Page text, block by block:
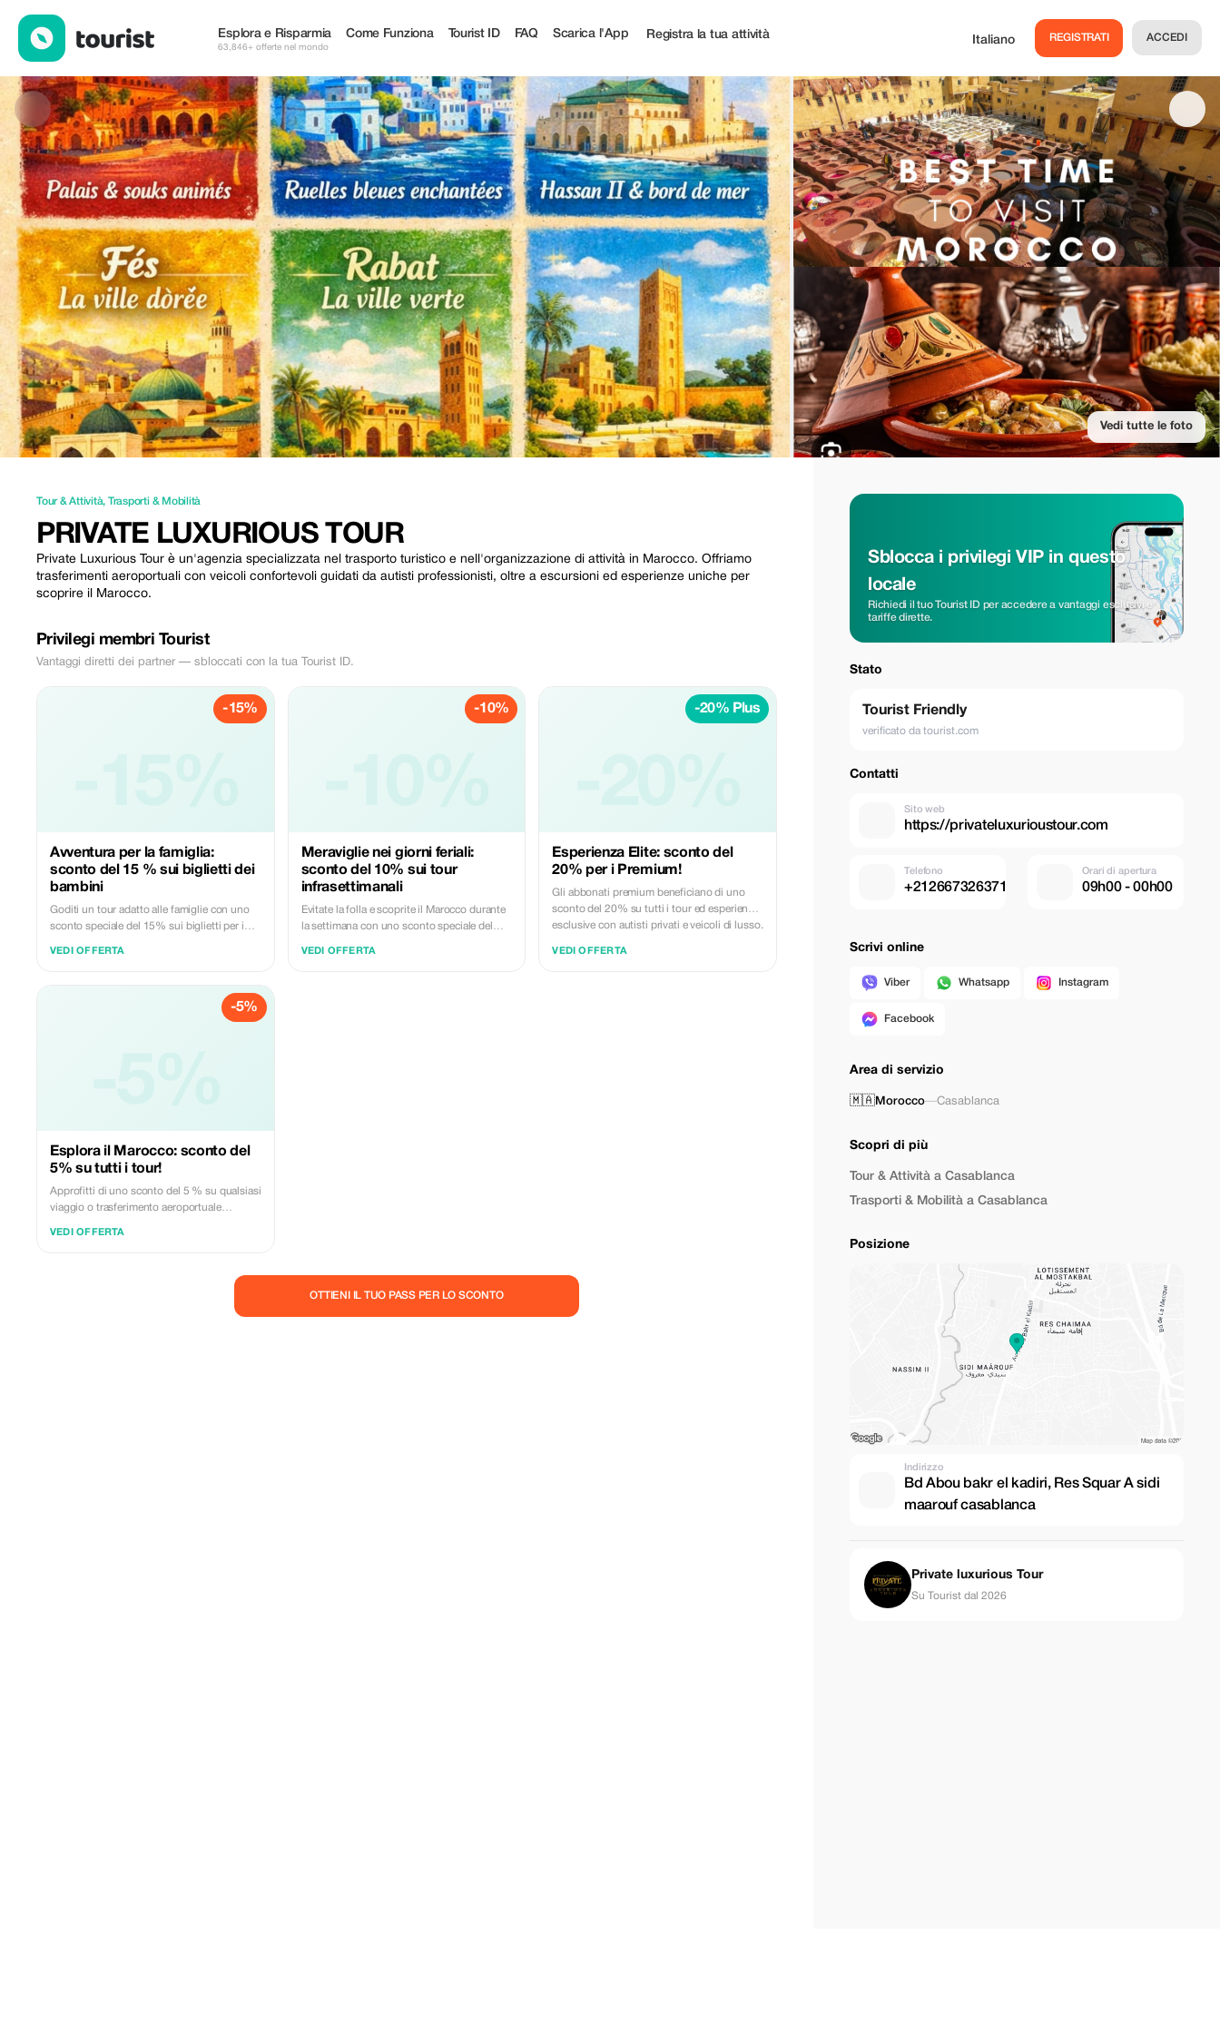
Esplora e Risparmia
63,846+ offerte nel mondo
Come Funziona Tourist ID FAQ Scarica l'App Registra la tua attività Italiano REGISTRATI ACCEDI
Vedi tutte le foto
Tour & Attività, Trasporti & Mobilità
PRIVATE LUXURIOUS TOUR
Private Luxurious Tour è un'agenzia specializzata nel trasporto turistico e nell'organizzazione di attività in Marocco. Offriamo
trasferimenti aeroportuali con veicoli confortevoli guidati da autisti professionisti, oltre a escursioni ed esperienze uniche per
scoprire il Marocco.
Privilegi membri Tourist
Vantaggi diretti dei partner — sbloccati con la tua Tourist ID.
-15%
Avventura per la famiglia:
sconto del 15 % sui biglietti dei
bambini
Goditi un tour adatto alle famiglie con uno
sconto speciale del 15% sui biglietti per i
VEDI OFFERTA
-10%
Meraviglie nei giorni feriali:
sconto del 10% sui tour
infrasettimanali
Evitate la folla e scoprite il Marocco durante
la settimana con uno sconto speciale del
VEDI OFFERTA
-20% Plus
Esperienza Elite: sconto del
20% per i Premium!
Gli abbonati premium beneficiano di uno
sconto del 20% su tutti i tour ed esperienze
esclusive con autisti privati e veicoli di lusso.
VEDI OFFERTA
-5%
Esplora il Marocco: sconto del
5% su tutti i tour!
Approfitti di uno sconto del 5 % su qualsiasi
viaggio o trasferimento aeroportuale
VEDI OFFERTA
OTTIENI IL TUO PASS PER LO SCONTO
Sblocca i privilegi VIP in questo
locale
Richiedi il tuo Tourist ID per accedere a vantaggi esclusivi e
tariffe dirette.
Stato
Tourist Friendly
verificato da tourist.com
Contatti
Sito web
https://privateluxurioustour.com
Telefono
+212667326371
Orari di apertura
09h00 - 00h00
Scrivi online
Viber Whatsapp Instagram
Facebook
Area di servizio
🇲🇦Morocco—Casablanca
Scopri di più
Tour & Attività a Casablanca
Trasporti & Mobilità a Casablanca
Posizione
Indirizzo
Bd Abou bakr el kadiri, Res Squar A sidi
maarouf casablanca
Private luxurious Tour
Su Tourist dal 2026